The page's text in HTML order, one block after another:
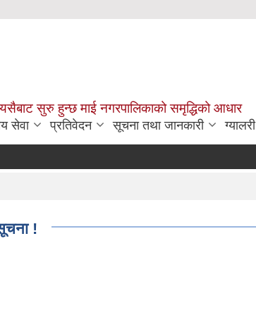
सुरु हुन्छ माई नगरपालिकाको समृद्धिको आधार
सेवा प्रतिवेदन सूचना तथा जानकारी ग्यालरी
!